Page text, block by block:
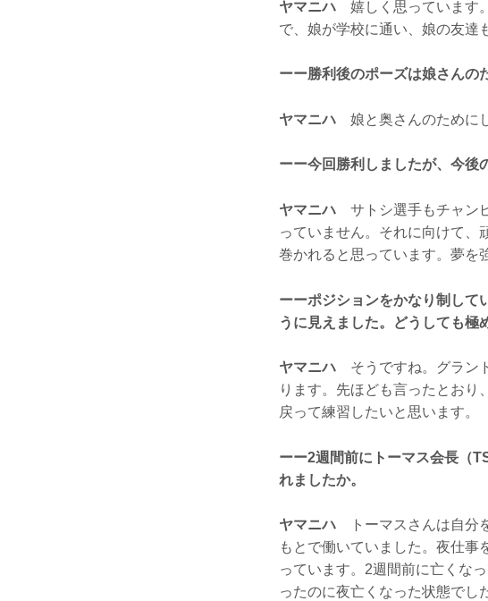
ヤマニハ 嬉しく思っています
で、娘が学校に通い、娘の友達
ーー勝利後のポーズは娘さんの
ヤマニハ 娘と奥さんのために
ーー今回勝利しましたが、今後
ヤマニハ サトシ選手もチャン
っていません。それに向けて、
巻かれると思っています。夢を
ーーポジションをかなり制して
うに見えました。どうしても極
ヤマニハ そうですね。グラン
ります。先ほども言ったとおり
戻って練習したいと思います。
ーー2週間前にトーマス会長（
れましたか。
ヤマニハ トーマスさんは自分
もとで働いていました。夜仕事
っています。2週間前に亡くな
ったのに夜亡くなった状態でし